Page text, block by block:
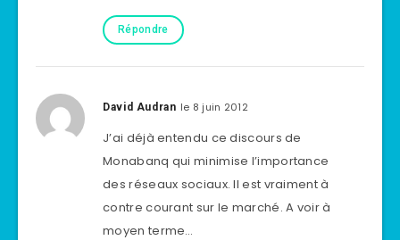
Répondre
David Audran le 8 juin 2012
J’ai déjà entendu ce discours de
Monabanq qui minimise l’importance
des réseaux sociaux. Il est vraiment à
contre courant sur le marché. A voir à
moyen terme…